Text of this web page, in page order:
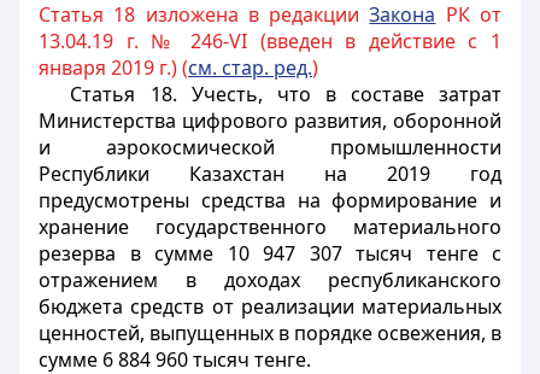
Статья 18 изложена в редакцииЗакона РК от
13.04.19 г. № 246-VI (введен в действие с 1
января 2019 г.) (см. стар. ред.)
Статья 18. Учесть, что в составе затрат
Министерства цифрового развития, оборонной
и аэрокосмической промышленности
Республики Казахстан на 2019 год
предусмотрены средства на формирование и
хранение государственного материального
резерва в сумме 10 947 307 тысяч тенге с
отражением в доходах республиканского
бюджета средств от реализации материальных
ценностей, выпущенных в порядке освежения, в
сумме 6 884 960 тысяч тенге.